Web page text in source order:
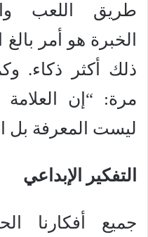
طريق اللعب
الخبرة هو أمر
ذلك أكثر ذكاء.
مرة: “إن العلامة
ليست المعرفة بل
التفكير الإبداعي
جميع أفكارنا